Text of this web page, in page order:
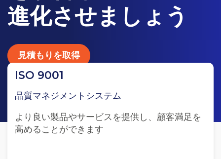
進化させましょう
見積もりを取得
ISO 9001
品質マネジメントシステム
より良い製品やサービスを提供し、顧客満足を
高めることができます